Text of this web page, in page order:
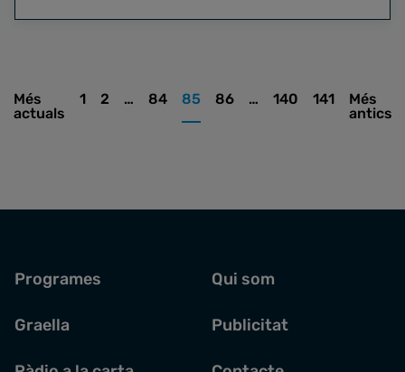
Més
actuals
1 2 … 84 85 86 … 140 141
Més
antics
Programes
Graella
Qui som
Publicitat